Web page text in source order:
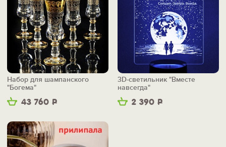
43 760 Р
Набор для шампанского
"Богема"
2 390 Р
3D-светильник "Вместе
навсегда"